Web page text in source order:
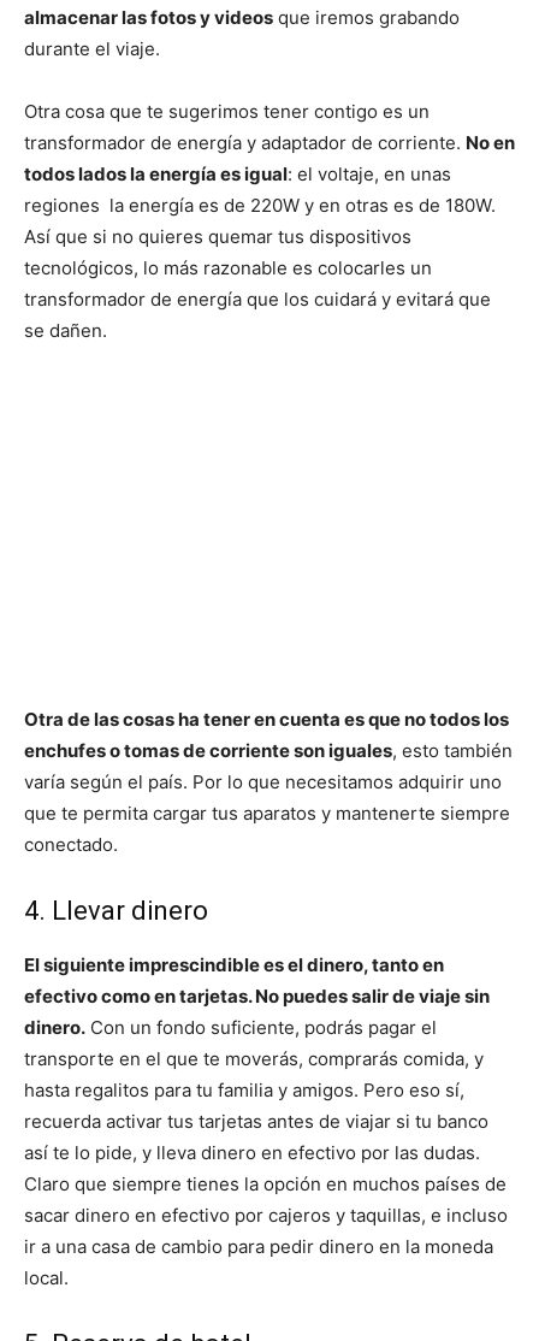
almacenar las fotos y videos que iremos grabando
durante el viaje.
Otra cosa que te sugerimos tener contigo es un
transformador de energía y adaptador de corriente. No en
todos lados la energía es igual: el voltaje, en unas
regiones la energía es de 220W y en otras es de 180W.
Así que si no quieres quemar tus dispositivos
tecnológicos, lo más razonable es colocarles un
transformador de energía que los cuidará y evitará que
se dañen.
Otra de las cosas ha tener en cuenta es que no todos los
enchufes o tomas de corriente son iguales, esto también
varía según el país. Por lo que necesitamos adquirir uno
que te permita cargar tus aparatos y mantenerte siempre
conectado.
4. Llevar dinero
El siguiente imprescindible es el dinero, tanto en
efectivo como en tarjetas. No puedes salir de viaje sin
dinero. Con un fondo suficiente, podrás pagar el
transporte en el que te moverás, comprarás comida, y
hasta regalitos para tu familia y amigos. Pero eso sí,
recuerda activar tus tarjetas antes de viajar si tu banco
así te lo pide, y lleva dinero en efectivo por las dudas.
Claro que siempre tienes la opción en muchos países de
sacar dinero en efectivo por cajeros y taquillas, e incluso
ir a una casa de cambio para pedir dinero en la moneda
local.